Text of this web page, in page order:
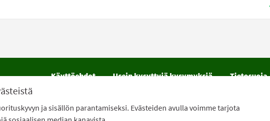
ja sisällön parantamiseksi. Evästeiden avulla voimme tarjota
Käyttöehdot Usein kysyttyjä kysymyksiä
Tietosuoja
ohjelmiston
avulla.